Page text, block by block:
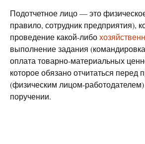
Подотчетное лицо — это
правило, сотрудник предприятия),
проведение какой-либо
выполнение задания
оплата товарно-материальных
которое обязано отчитаться перед
(физическим лицом-
поручении.